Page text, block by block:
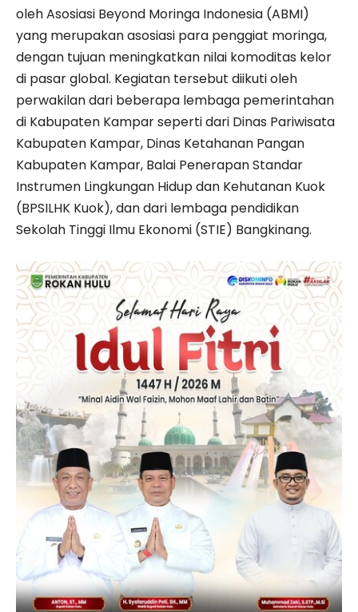
oleh Asosiasi Beyond Moringa Indonesia (ABMI)
yang merupakan asosiasi para penggiat moringa,
dengan tujuan meningkatkan nilai komoditas kelor
di pasar global. Kegiatan tersebut diikuti oleh
perwakilan dari beberapa lembaga pemerintahan
di Kabupaten Kampar seperti dari Dinas Pariwisata
Kabupaten Kampar, Dinas Ketahanan Pangan
Kabupaten Kampar, Balai Penerapan Standar
Instrumen Lingkungan Hidup dan Kehutanan Kuok
(BPSILHK Kuok), dan dari lembaga pendidikan
Sekolah Tinggi Ilmu Ekonomi (STIE) Bangkinang.